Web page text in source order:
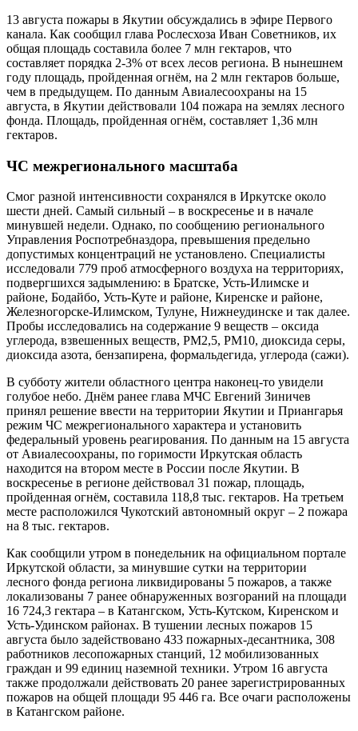
13 августа пожары в Якутии обсуждались в эфире Первого
канала. Как сообщил глава Рослесхоза Иван Советников, их
общая площадь составила более 7 млн гектаров, что
составляет порядка 2-3% от всех лесов региона. В нынешнем
году площадь, пройденная огнём, на 2 млн гектаров больше,
чем в предыдущем. По данным Авиалесоохраны на 15
августа, в Якутии действовали 104 пожара на землях лесного
фонда. Площадь, пройденная огнём, составляет 1,36 млн
гектаров.
ЧС межрегионального масштаба
Смог разной интенсивности сохранялся в Иркутске около
шести дней. Самый сильный – в воскресенье и в начале
минувшей недели. Однако, по сообщению регионального
Управления Роспотребназдора, превышения предельно
допустимых концентраций не установлено. Специалисты
исследовали 779 проб атмосферного воздуха на территориях,
подвергшихся задымлению: в Братске, Усть-Илимске и
районе, Бодайбо, Усть-Куте и районе, Киренске и районе,
Железногорске-Илимском, Тулуне, Нижнеудинске и так далее.
Пробы исследовались на содержание 9 веществ – оксида
углерода, взвешенных веществ, РМ2,5, РМ10, диоксида серы,
диоксида азота, бензапирена, формальдегида, углерода (сажи).
В субботу жители областного центра наконец-то увидели
голубое небо. Днём ранее глава МЧС Евгений Зиничев
принял решение ввести на территории Якутии и Приангарья
режим ЧС межрегионального характера и установить
федеральный уровень реагирования. По данным на 15 августа
от Авиалесоохраны, по горимости Иркутская область
находится на втором месте в России после Якутии. В
воскресенье в регионе действовал 31 пожар, площадь,
пройденная огнём, составила 118,8 тыс. гектаров. На третьем
месте расположился Чукотский автономный округ – 2 пожара
на 8 тыс. гектаров.
Как сообщили утром в понедельник на официальном портале
Иркутской области, за минувшие сутки на территории
лесного фонда региона ликвидированы 5 пожаров, а также
локализованы 7 ранее обнаруженных возгораний на площади
16 724,3 гектара – в Катангском, Усть-Кутском, Киренском и
Усть-Удинском районах. В тушении лесных пожаров 15
августа было задействовано 433 пожарных-десантника, 308
работников лесопожарных станций, 12 мобилизованных
граждан и 99 единиц наземной техники. Утром 16 августа
также продолжали действовать 20 ранее зарегистрированных
пожаров на общей площади 95 446 га. Все очаги расположены
в Катангском районе.